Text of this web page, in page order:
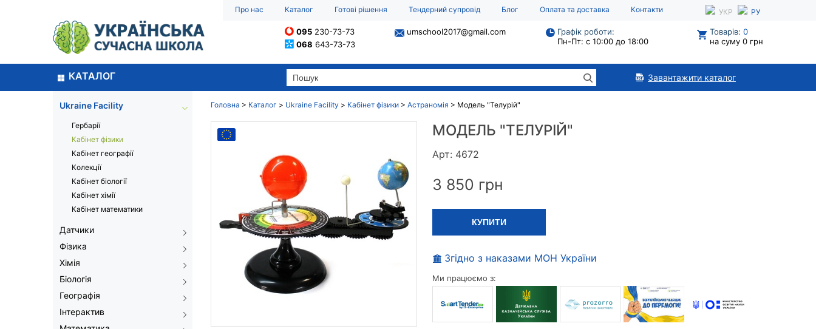
Про нас Каталог Готові рішення Тендерний супровід Блог Оплата та доставка Контакти УКР РУ
095 230-73-73
068 643-73-73
umschool2017@gmail.com
Графік роботи:
Пн-Пт: с 10:00 до 18:00
Товарів: 0
на суму 0 грн
КАТАЛОГ Завантажити каталог
Ukraine Facility
Гербарії
Кабінет фізики
Кабінет географії
Колекції
Кабінет біології
Кабінет хімії
Кабінет математики
Датчики
Фізика
Хімія
Біологія
Географія
Інтерактив
Головна > Каталог > Ukraine Facility > Кабінет фізики > Астраномія > Модель "Телурій"
МОДЕЛЬ "ТЕЛУРІЙ"
Арт: 4672
3 850 грн
КУПИТИ
Згідно з наказами МОН України
Ми працюємо з: